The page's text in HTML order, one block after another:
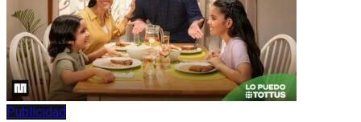
Publicidad